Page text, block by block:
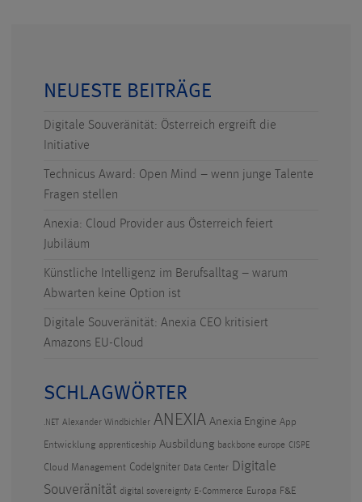
NEUESTE BEITRÄGE
Digitale Souveränität: Österreich ergreift die
Initiative
Technicus Award: Open Mind – wenn junge Talente
Fragen stellen
Anexia: Cloud Provider aus Österreich feiert
Jubiläum
Künstliche Intelligenz im Berufsalltag – warum
Abwarten keine Option ist
Digitale Souveränität: Anexia CEO kritisiert
Amazons EU-Cloud
SCHLAGWÖRTER
.NET Alexander Windbichler ANEXIA Anexia Engine App
Entwicklung apprenticeship Ausbildung backbone europe CISPE
Cloud Management CodeIgniter Data Center Digitale
Souveränität digital sovereignty E-Commerce Europa F&E